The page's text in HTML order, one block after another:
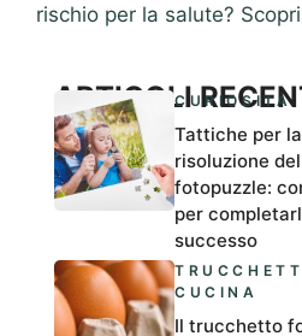
rischio per la salute?
ARTICOLICURIOSITÀ
Tattiche per la
risoluzione del
fotopuzzle:
per
successo
CUCINA
Il trucchetto